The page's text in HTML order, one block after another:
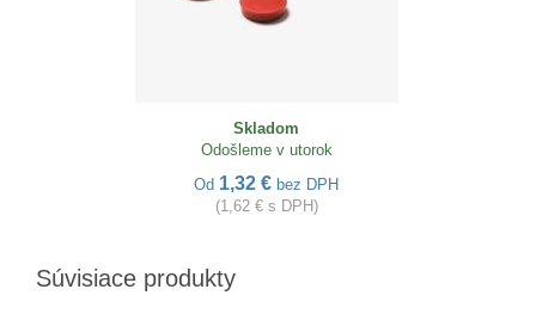
Skladom
Odošleme v utorok
Od 1,32 € bez DPH
(1,62 € s DPH)
Súvisiace produkty